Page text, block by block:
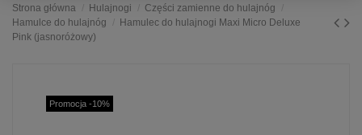
Strona główna Hulajnogi
Części zamienne do hulajnóg
Hamulce do hulajnóg
Hamulec do hulajnogi Maxi Micro Deluxe
Pink (jasnoróżowy)
Promocja -10%